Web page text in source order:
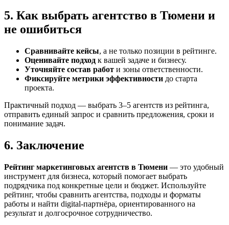
5. Как выбрать агентство в Тюмени и
не ошибиться
Сравнивайте кейсы, а не только позиции в рейтинге.
Оценивайте подход к вашей задаче и бизнесу.
Уточняйте состав работ и зоны ответственности.
Фиксируйте метрики эффективности до старта
проекта.
Практичный подход — выбрать 3–5 агентств из рейтинга,
отправить единый запрос и сравнить предложения, сроки и
понимание задач.
6. Заключение
Рейтинг маркетинговых агентств в Тюмени — это удобный
инструмент для бизнеса, который помогает выбрать
подрядчика под конкретные цели и бюджет. Используйте
рейтинг, чтобы сравнить агентства, подходы и форматы
работы и найти digital-партнёра, ориентированного на
результат и долгосрочное сотрудничество.